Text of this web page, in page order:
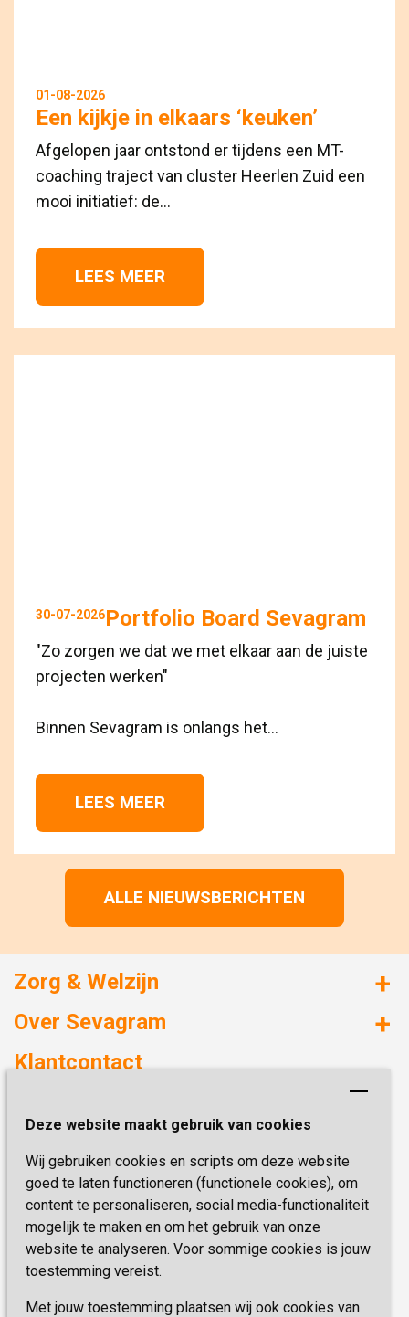
Deze website maakt gebruik van cookies
Wij gebruiken cookies en scripts om deze website
goed te laten functioneren (functionele cookies), om
content te personaliseren, social media-functionaliteit
mogelijk te maken en om het gebruik van onze
website te analyseren. Voor sommige cookies is jouw
toestemming vereist.
Met jouw toestemming plaatsen wij ook cookies van
01-08-2026
Een kijkje in elkaars ‘keuken’
Afgelopen jaar ontstond er tijdens een MT-
coaching traject van cluster Heerlen Zuid een
mooi initiatief: de...
LEES MEER
30-07-2026Portfolio Board Sevagram
"Zo zorgen we dat we met elkaar aan de juiste
projecten werken"
Binnen Sevagram is onlangs het...
LEES MEER
ALLE NIEUWSBERICHTEN
Zorg & Welzijn
Huizen met zorg
Onze specialiteiten
Over Sevagram
Duurzaamheid
Kwaliteit & Klantbeleving
Missie & Visie
Vastgoed
Innovatie
Klantcontact
6419 PB Heerlen
Telefoon:0900 777 4 777
E-mail:zorgbemiddeling@sevagram.nl
Schrijf je nu in!
Blijf op de hoogte van de laatste activiteiten en
nieuwtjes met onze nieuwsbrief